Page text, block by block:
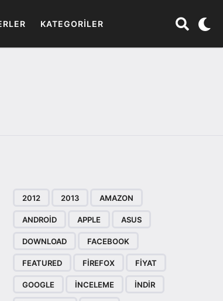
KATEGORILER
2012 2013 AMAZON
ANDROID APPLE ASUS
DOWNLOAD FACEBOOK
FEATURED FIREFOX FIYAT
GOOGLE INCELEME INDIR